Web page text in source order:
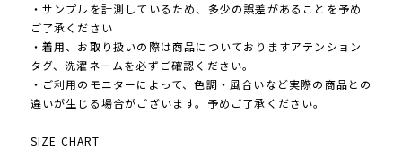
・サンプルを計測しているため、多少の誤差があることを予め
ご了承ください
・着用、お取り扱いの際は商品についておりますアテンション
タグ、洗濯ネームを必ずご確認ください。
・ご利用のモニターによって、色調・風合いなど実際の商品との
違いが生じる場合がございます。予めご了承ください。
SIZE CHART